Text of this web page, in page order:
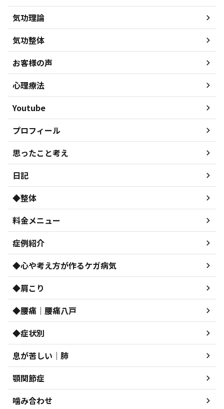
気功理論
気功整体
お客様の声
心理療法
Youtube
プロフィール
思ったこと考え
日記
◆整体
料金メニュー
症例紹介
◆心や考え方が作るケガ病気
◆肩こり
◆腰痛｜腰痛八戸
◆症状別
息が苦しい｜肺
顎関節症
噛み合わせ